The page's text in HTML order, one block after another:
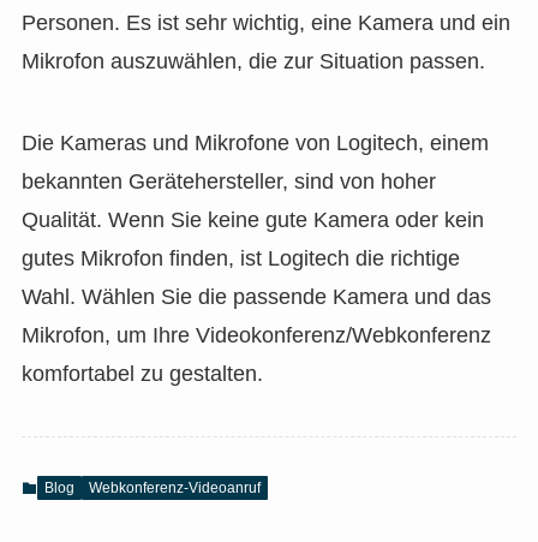
Personen. Es ist sehr wichtig, eine Kamera und ein
Mikrofon auszuwählen, die zur Situation passen.
Die Kameras und Mikrofone von Logitech, einem
bekannten Gerätehersteller, sind von hoher
Qualität. Wenn Sie keine gute Kamera oder kein
gutes Mikrofon finden, ist Logitech die richtige
Wahl. Wählen Sie die passende Kamera und das
Mikrofon, um Ihre Videokonferenz/Webkonferenz
komfortabel zu gestalten.
Blog Webkonferenz-Videoanruf